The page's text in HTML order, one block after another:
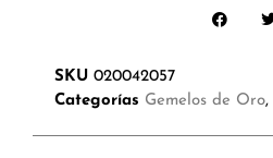
SKU 020042057
Categorías Gemelos de Oro,